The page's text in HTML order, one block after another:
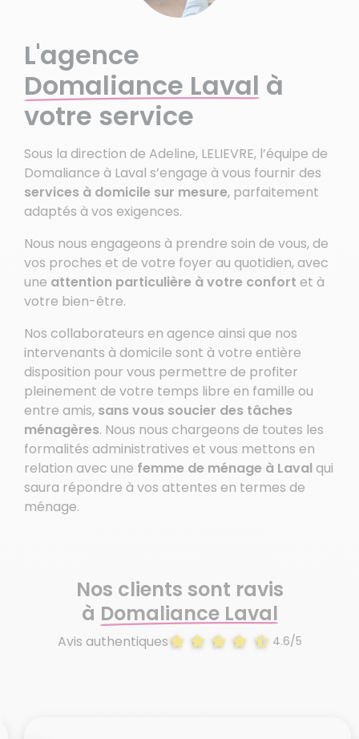
L'agence
Domaliance Laval à
votre service
Sous la direction de Adeline, LELIEVRE, l’équipe de
Domaliance à Laval s’engage à vous fournir des
services à domicile sur mesure, parfaitement
adaptés à vos exigences.
Nous nous engageons à prendre soin de vous, de
vos proches et de votre foyer au quotidien, avec
une attention particulière à votre confort et à
votre bien-être.
Nos collaborateurs en agence ainsi que nos
intervenants à domicile sont à votre entière
disposition pour vous permettre de profiter
pleinement de votre temps libre en famille ou
entre amis, sans vous soucier des tâches
ménagères. Nous nous chargeons de toutes les
formalités administratives et vous mettons en
relation avec une femme de ménage à Lavalqui
saura répondre à vos attentes en termes de
ménage.
Nos clients sont ravis
à Domaliance Laval
Avis authentiques 4.6/5